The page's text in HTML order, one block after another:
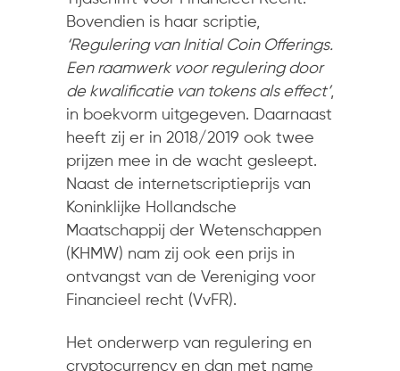
Bovendien is haar scriptie,
‘Regulering van Initial Coin Offerings.
Een raamwerk voor regulering door
de kwalificatie van tokens als effect’,
in boekvorm uitgegeven. Daarnaast
heeft zij er in 2018/2019 ook twee
prijzen mee in de wacht gesleept.
Naast de internetscriptieprijs van
Koninklijke Hollandsche
Maatschappij der Wetenschappen
(KHMW) nam zij ook een prijs in
ontvangst van de Vereniging voor
Financieel recht (VvFR).
Het onderwerp van regulering en
cryptocurrency en dan met name